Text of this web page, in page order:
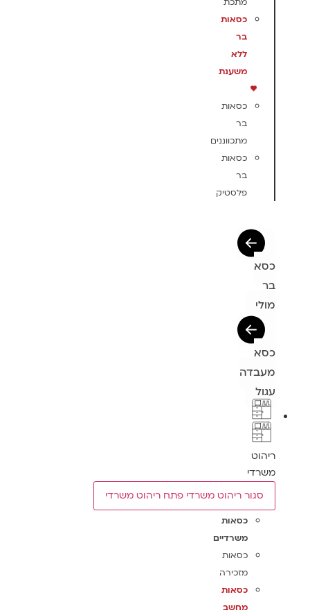
כסאות
בר
ללא
משענת
כסאות
בר
מתכווננים
כסאות
בר
פלסטיק
כסא
בר
מולי
כסא
מעבדה
עגול
ריהוט
משרדי
סגור ריהוט משרדי פתח ריהוט משרדי
כסאות
משרדיים
כסאות
מזכירה
כסאות
מחשב